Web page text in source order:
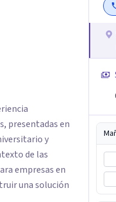
Ren San
presentadas en
y
de las
empresas en
una solución